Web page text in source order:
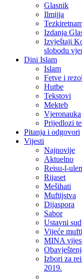
Glasnik
Ilmijja
Izdanja
Izvještaji
slobodu
Dini Islam
Islam
Fetve i
Hutbe
Tekstovi
Mekteb
Vjeronauka
Prijedlozi
Pitanja i odgovori
Vijesti
Najnovije
Aktuelno
Reisu-l-
Rijaset
Mešihati
Muftijstva
Dijaspora
Sabor
Ustavni sud
Vijeće
MINA
Izbori za
2019.